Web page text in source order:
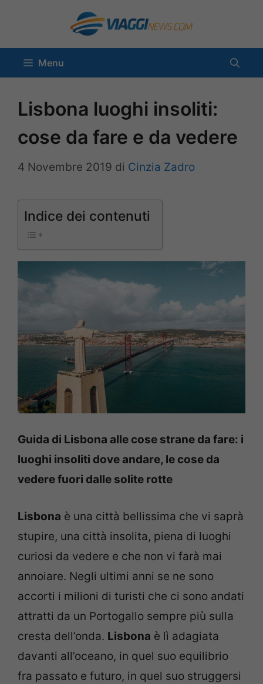
contenuto
Menu
Lisbona luoghi insoliti:
cose da fare e da vedere
4 Novembre 2019 di Cinzia Zadro
Indice dei contenuti
Guida di Lisbona alle cose strane da fare: i
luoghi insoliti dove andare, le cose da
vedere fuori dalle solite rotte
Lisbona è una città bellissima che vi saprà
stupire, una città insolita, piena di luoghi
curiosi da vedere e che non vi farà mai
annoiare. Negli ultimi anni se ne sono
accorti i milioni di turisti che ci sono andati
attratti da un Portogallo sempre più sulla
cresta dell’onda. Lisbona è lì adagiata
davanti all’oceano, in quel suo equilibrio
fra passato e futuro, in quel suo struggersi